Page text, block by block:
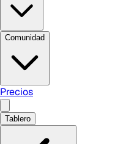
Comunidad
Precios
Tablero